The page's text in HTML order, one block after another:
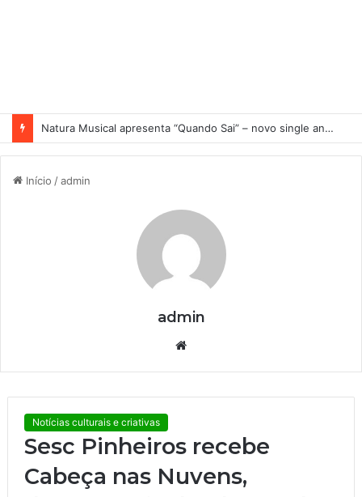
Natura Musical apresenta “Quando Sai” – novo single antecipa estreia do primeiro álbum solo de Elisa Maia
Início /admin
admin
Notícias culturais e criativas
Sesc Pinheiros recebe
Cabeça nas Nuvens,